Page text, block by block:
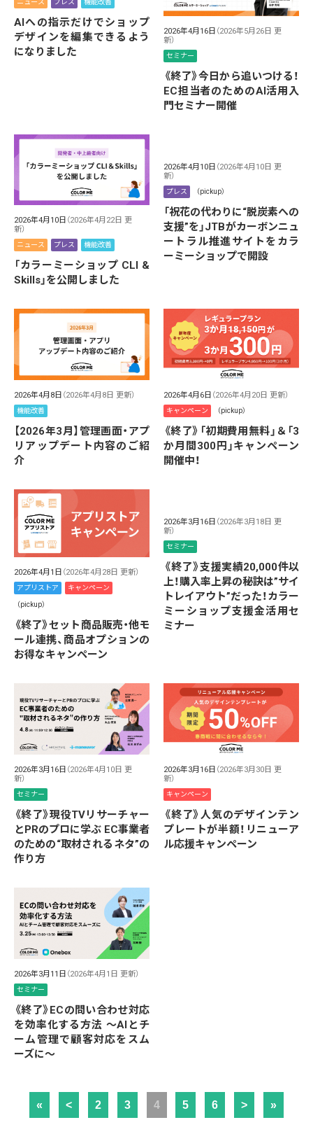
AIへの指示だけでショップ
デザインを編集できるよう
になりました
2026年4月16日 （2026年5月26日 更
新）
セミナー
《終了》今日から追いつける！
EC担当者のためのAI活用入
門セミナー開催
2026年4月10日 （2026年4月22日 更
新）
ニュース プレス 機能改善
「カラーミーショップ CLI &
Skills」を公開しました
2026年4月10日 （2026年4月10日 更
新）
プレス （pickup）
「祝花の代わりに“脱炭素への
支援”を」JTBがカーボンニュ
ートラル推進サイトをカラ
ーミーショップで開設
2026年4月8日 （2026年4月8日 更新）
機能改善
【2026年3月】管理画面・アプ
リアップデート内容のご紹
介
2026年4月6日 （2026年4月20日 更新）
キャンペーン （pickup）
《終了》「初期費用無料」＆「3
か月間300円」キャンペーン
開催中！
2026年4月1日 （2026年4月28日 更新）
アプリストア キャンペーン
（pickup）
《終了》セット商品販売・他モ
ール連携、商品オプションの
お得なキャンペーン
2026年3月16日 （2026年3月18日 更
新）
セミナー
《終了》支援実績20,000件以
上！購入率上昇の秘訣は”サイ
トレイアウト”だった！カラー
ミーショップ支援金活用セ
ミナー
2026年3月16日 （2026年4月10日 更
新）
セミナー
《終了》現役TVリサーチャー
とPRのプロに学ぶ EC事業者
のための“取材されるネタ”の
作り方
2026年3月16日 （2026年3月30日 更
新）
キャンペーン
《終了》人気のデザインテン
プレートが半額！リニューア
ル応援キャンペーン
2026年3月11日 （2026年4月1日 更新）
セミナー
《終了》ECの問い合わせ対応
を効率化する方法 ～AIとチ
ーム管理で顧客対応をスム
ーズに～
« < 2 3 4 5 6 > »